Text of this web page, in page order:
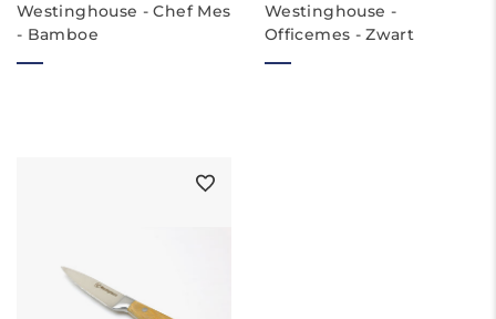
Westinghouse - Chef Mes
- Bamboe
Westinghouse -
Officemes - Zwart